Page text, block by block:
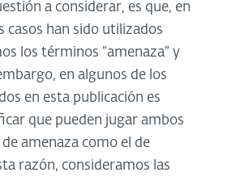
a considerar, es que, en
casos han sido utilizados
los términos “amenaza” y
en algunos de los
en esta publicación es
que pueden jugar ambos
amenaza como el de
razón, consideramos las